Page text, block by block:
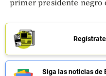
primer presidente negro
Siga las noticias de